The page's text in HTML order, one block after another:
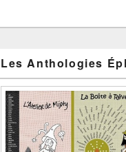
Les Anthologies